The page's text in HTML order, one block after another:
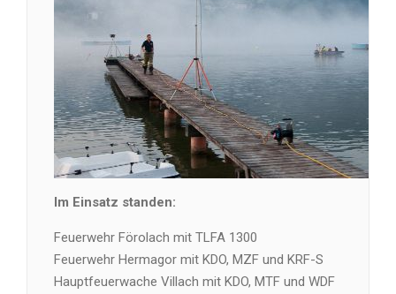
Im Einsatz standen:
Feuerwehr Förolach mit TLFA 1300
Feuerwehr Hermagor mit KDO, MZF und KRF-S
Hauptfeuerwache Villach mit KDO, MTF und WDF